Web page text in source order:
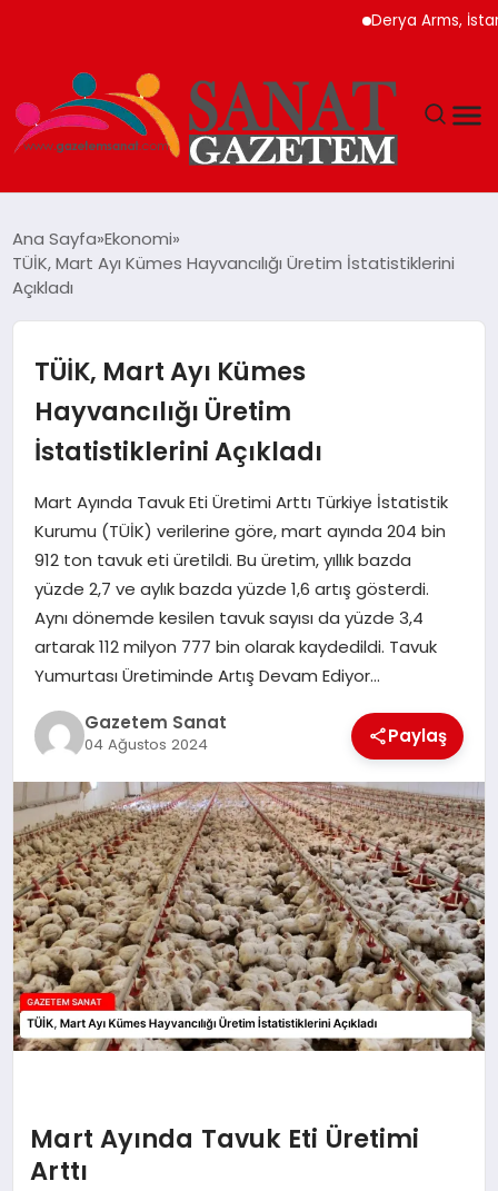
Derya Arms, İstanbul
TEKNOLOJI
YAŞAM
EKONOMI
SAĞLIK
DÜNYA
EĞITIM
Ana Sayfa Ekonomi
TÜİK, Mart Ayı Kümes Hayvancılığı Üretim İstatistiklerini
Açıkladı
TÜİK, Mart Ayı Kümes
Hayvancılığı Üretim
İstatistiklerini Açıkladı
Mart Ayında Tavuk Eti Üretimi Arttı Türkiye İstatistik
Kurumu (TÜİK) verilerine göre, mart ayında 204 bin
912 ton tavuk eti üretildi. Bu üretim, yıllık bazda
yüzde 2,7 ve aylık bazda yüzde 1,6 artış gösterdi.
Aynı dönemde kesilen tavuk sayısı da yüzde 3,4
artarak 112 milyon 777 bin olarak kaydedildi. Tavuk
Yumurtası Üretiminde Artış Devam Ediyor…
Gazetem Sanat
04 Ağustos 2024 Paylaş
Mart Ayında Tavuk Eti Üretimi
Arttı